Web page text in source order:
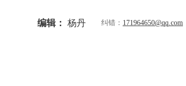
编辑： 杨丹 纠错： 171964650@qq.com